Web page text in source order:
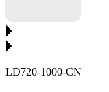
LD720-1000-CN